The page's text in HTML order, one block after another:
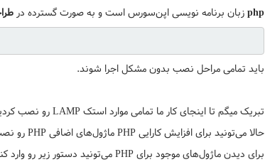
php زبان برنامه نویسی اپن‌سورس است و به صورت گسترده در
باید تمامی مراحل نصب بدون مشکل اجرا شوند.
تبریک میگم تا اینجای کار ما تمامی موارد استک LAMP رو نصب کردیم
حالا می‌تونید برای افزایش کارایی PHP ماژول‌های اضافی PHP رو نصب کنید
برای دیدن ماژول‌های موجود برای PHP می‌تونید دستور زیر رو وارد کنید